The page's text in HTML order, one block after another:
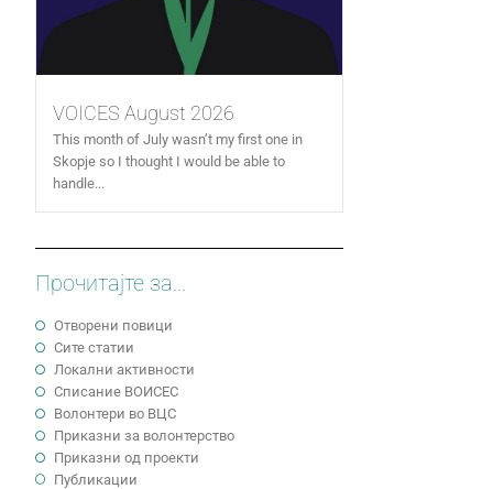
VOICES August 2026
This month of July wasn’t my first one in
Skopje so I thought I would be able to
handle...
Прочитајте за...
Отворени повици
Сите статии
Локални активности
Cписание ВОИСЕС
Волонтери во ВЦС
Приказни за волонтерство
Приказни од проекти
Публикации